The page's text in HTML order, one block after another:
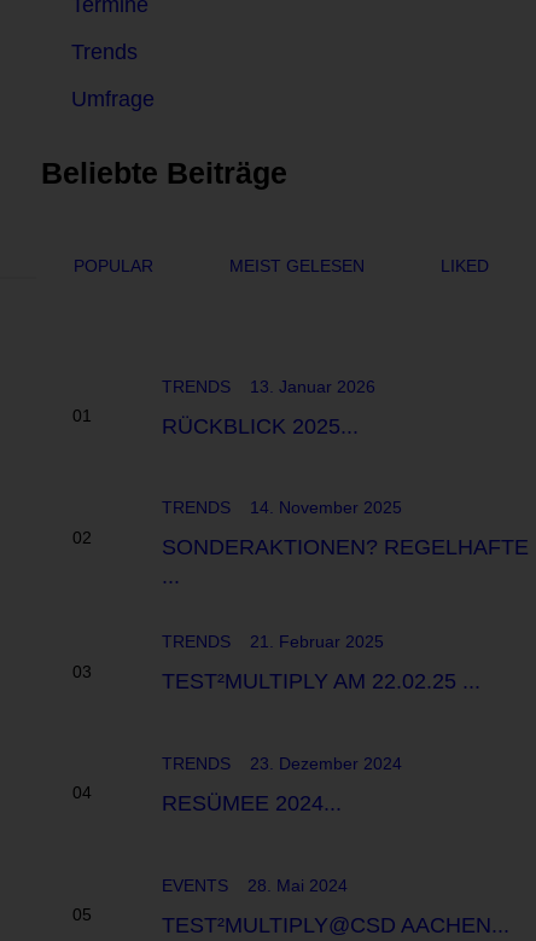
Trends
Umfrage
Beliebte Beiträge
POPULAR MEIST GELESEN LIKED
TRENDS 13. Januar 2026
RÜCKBLICK 2025...
TRENDS 14. November 2025
SONDERAKTIONEN? REGELHAFTE
...
TRENDS 21. Februar 2025
TEST²MULTIPLY AM 22.02.25 ...
TRENDS 23. Dezember 2024
RESÜMEE 2024...
EVENTS 28. Mai 2024
TEST²MULTIPLY@CSD AACHEN...